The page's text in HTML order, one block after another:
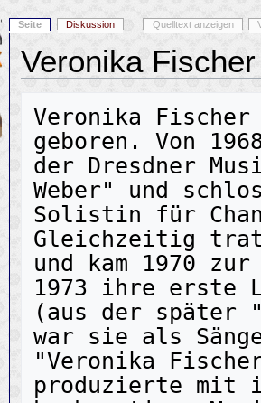
Veronika
Veronika
geboren. Von
der Dresdner
Weber" und
Solistin für
Gleichzeitig trat
und kam 1970
1973 ihre erste
(aus der später
war sie als
"Veronika
produzierte mit
Seite Diskussion Quelltext anzeigen